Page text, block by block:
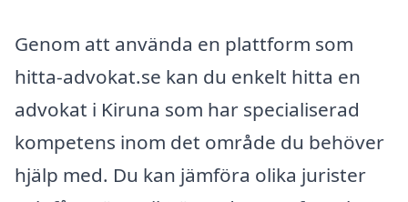
Genom att använda en plattform som
hitta-advokat.se kan du enkelt hitta en
advokat i Kiruna som har specialiserad
kompetens inom det område du behöver
hjälp med. Du kan jämföra olika jurister